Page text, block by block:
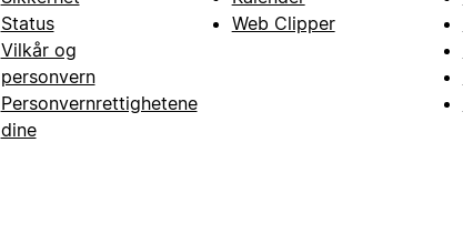
Status
Vilkår og
personvern
Personvernrettighetene
dine
Web Clipper